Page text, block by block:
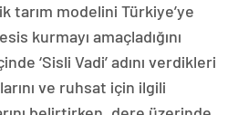
tarım modelini Türkiye’ye
kurmayı amaçladığını
‘Sisli Vadi’ adını verdikleri
ve ruhsat için ilgili